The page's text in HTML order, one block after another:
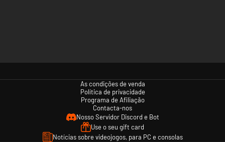
As condições de venda
Política de privacidade
Programa de Afiliação
Contacta-nos
Nosso Servidor Discord e Bot
Use o seu gift card
Notícias sobre videojogos, para PC e consolas